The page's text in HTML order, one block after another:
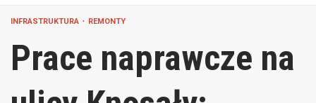
INFRASTRUKTURA REMONTY
Prace naprawcze na